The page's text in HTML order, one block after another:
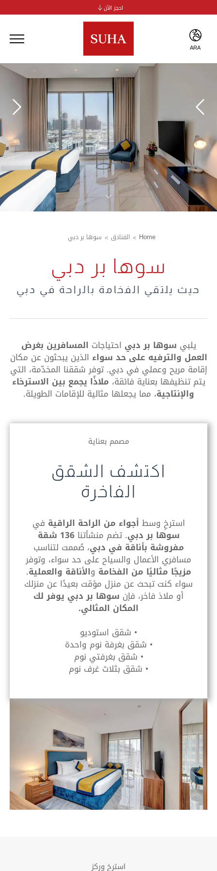
احجز الآن
سها جي بي آر للشقق الفندقية
سها الخور للشقق الفندقية
سوها الجداف
سوها بر دبي
ARA
ENG
Home الفنادق سوها بر دبي
سوها بر دبي
حيث يلتقي الفخامة بالراحة في دبي
يلبي سوها بر دبي احتياجات المسافرين بغرض
العمل والترفيه على حد سواء الذين يبحثون عن مكان
إقامة مريح وعملي في دبي. توفر شققنا المخدّمة، التي
يتم تنظيفها بعناية فائقة،ملاذًا يجمع بين الاسترخاء
والإنتاجية، مما يجعلها مثالية للإقامات الطويلة.
مصمم بعناية
اكتشف الشقق
الفاخرة
استرخِ وسطأجواء من الراحة الراقية في
سوها بر دبي. تضم منشأتنا 136 شقة
مفروشة بأناقة في دبي، صُممت لتناسب
مسافري الأعمال والسياح على حد سواء، وتوفر
مزيجًا مثاليًا من الفخامة والأناقة والعملية.
سواء كنت تبحث عن منزل مؤقت بعيدًا عن منزلك
أو ملاذ فاخر، فإن سوها بر دبي يوفر لك
المكان المثالي.
• شقق استوديو
• شقق بغرفة نوم واحدة
• شقق بغرفتي نوم
• شقق بثلاث غرف نوم
استرخِ وركز